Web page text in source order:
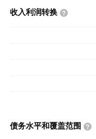
收入利润转换
债务水平和覆盖范围